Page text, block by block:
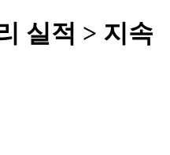
실적 > 지속